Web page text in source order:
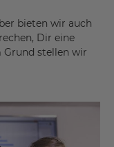
bieten wir auch
Dir eine
Grund stellen wir